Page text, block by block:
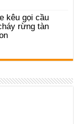
kêu gọi cầu
rừng tàn